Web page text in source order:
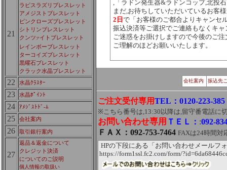
21
ラピスラズリブレスレット
アメジストブレスレット
ピンクローズブレスレット
シトリンブレスレット
クンツアイトブレスレット
レインボーブレスレット
ターコイズブレスレット
黒曜石ブレスレット
クラック水晶ブレスレット
22 水晶ｸﾗｽﾀｰ
23 水晶ﾎﾟｲﾝﾄ
24 ｱﾒｼﾞｽﾄﾄﾞ-ﾑ
25 会社案内
26 取引銀行案内
27
返品＆返金について
クレジット決済
についてのご説明
個人情報の取扱い
,「ラドン発生器&ラドンコップ,北投
まだ,お待ちしていただいているお客
2日 で「お客様のご都合よりキャンセ
振込決済等ご選択でご連絡もなくキ
ご迷惑をお掛けしますので今後のご
ご理解のほどお願いいたします。
会社案内 振込先
ご注文受付専用TEL：0120-223-385
※こちら番号は,13:30以降は,留守番電話に
お問い合わせ専用 ＴＥＬ： :092-
ＦＡＸ：092-753-7464 FAXは24時間対
HPの下段にある「お問い合わせメールフ
https://form1ssl.fc2.com/form/